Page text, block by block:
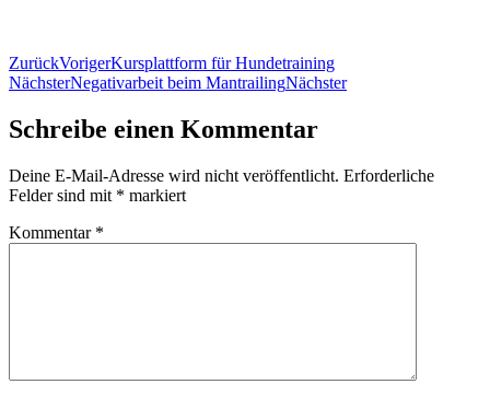
ZurückVorigerKursplattform für Hundetraining
NächsterNegativarbeit beim MantrailingNächster
Schreibe einen Kommentar
Deine E-Mail-Adresse wird nicht veröffentlicht. Erforderliche
Felder sind mit * markiert
Kommentar *